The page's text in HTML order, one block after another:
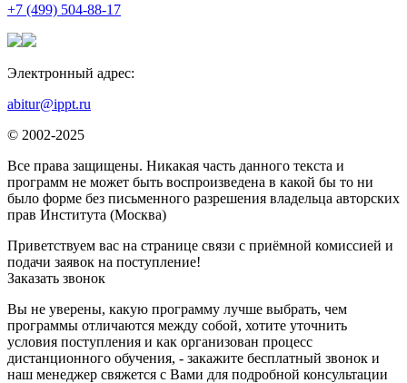
+7 (499) 504-88-17
Электронный адрес:
abitur@ippt.ru
© 2002-2025
Все права защищены. Никакая часть данного текста и
программ не может быть воспроизведена в какой бы то ни
было форме без письменного разрешения владельца авторских
прав Института (Москва)
Приветствуем вас на странице связи с приёмной комиссией и
подачи заявок на поступление!
Заказать звонок
Вы не уверены, какую программу лучше выбрать, чем
программы отличаются между собой, хотите уточнить
условия поступления и как организован процесс
дистанционного обучения, - закажите бесплатный звонок и
наш менеджер свяжется с Вами для подробной консультации